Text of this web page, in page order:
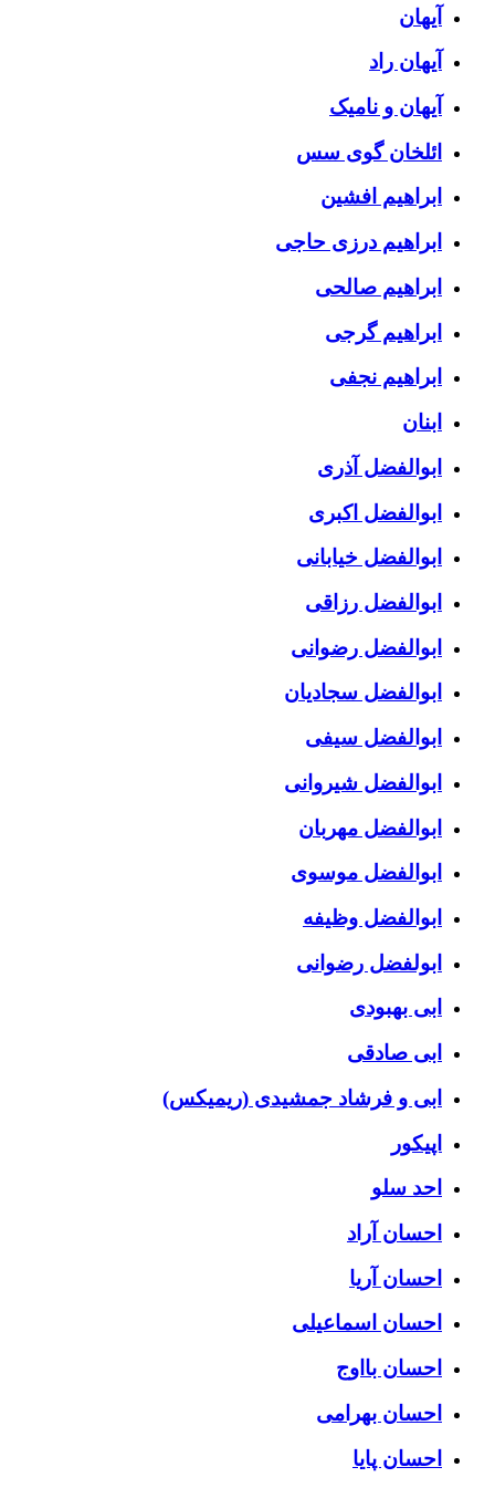
آیهان
آیهان راد
آیهان و نامیک
ائلخان گوی سس
ابراهیم افشین
ابراهیم درزی حاجی
ابراهیم صالحی
ابراهیم گرجی
ابراهیم نجفی
ابنان
ابوالفضل آذری
ابوالفضل اکبری
ابوالفضل خیابانی
ابوالفضل رزاقی
ابوالفضل رضوانی
ابوالفضل سجادیان
ابوالفضل سیفی
ابوالفضل شیروانی
ابوالفضل مهربان
ابوالفضل موسوی
ابوالفضل وظیفه
ابولفضل رضوانی
ابی بهبودی
ابی صادقی
ابی و فرشاد جمشیدی (ریمیکس)
اپیکور
احد سلو
احسان آراد
احسان آریا
احسان اسماعیلی
احسان بااوج
احسان بهرامی
احسان پایا